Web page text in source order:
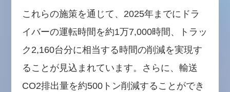
これらの施策を通じて、2025年までにドラ
イバーの運転時間を約1万7,000時間、トラッ
ク2,160台分に相当する時間の削減を実現す
ることが見込まれています。さらに、輸送
CO2排出量を約500トン削減することができ